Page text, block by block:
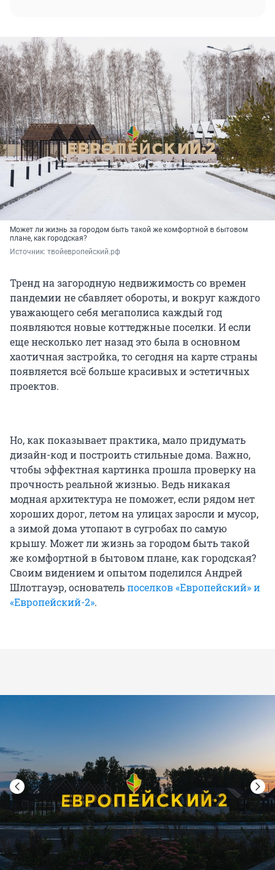
Может ли жизнь за городом быть такой же комфортной в бытовом
плане, как городская?
Источник: твойевропейский.рф
Тренд на загородную недвижимость со времен
пандемии не сбавляет обороты, и вокруг каждого
уважающего себя мегаполиса каждый год
появляются новые коттеджные поселки. И если
еще несколько лет назад это была в основном
хаотичная застройка, то сегодня на карте страны
появляется всё больше красивых и эстетичных
проектов.
Но, как показывает практика, мало придумать
дизайн-код и построить стильные дома. Важно,
чтобы эффектная картинка прошла проверку на
прочность реальной жизнью. Ведь никакая
модная архитектура не поможет, если рядом нет
хороших дорог, летом на улицах заросли и мусор,
а зимой дома утопают в сугробах по самую
крышу. Может ли жизнь за городом быть такой
же комфортной в бытовом плане, как городская?
Своим видением и опытом поделился Андрей
Шлотгауэр, основательпоселков «Европейский» и
«Европейский-2».